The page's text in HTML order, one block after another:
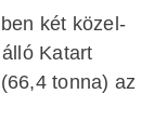
két közel-
Katart
tonna) az